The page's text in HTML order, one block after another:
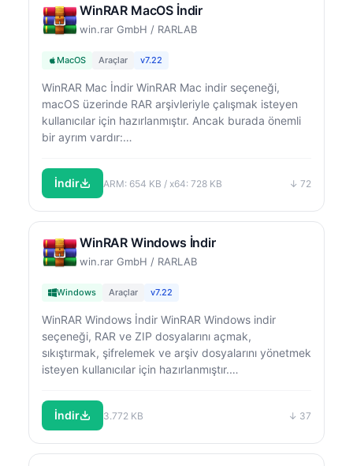
WinRAR MacOS İndir
win.rar GmbH / RARLAB
MacOS Araçlar v7.22
WinRAR Mac İndir WinRAR Mac indir seçeneği,
macOS üzerinde RAR arşivleriyle çalışmak isteyen
kullanıcılar için hazırlanmıştır. Ancak burada önemli
bir ayrım vardır:…
İndir ARM: 654 KB / x64: 728 KB ↓ 72
WinRAR Windows İndir
win.rar GmbH / RARLAB
Windows Araçlar v7.22
WinRAR Windows İndir WinRAR Windows indir
seçeneği, RAR ve ZIP dosyalarını açmak,
sıkıştırmak, şifrelemek ve arşiv dosyalarını yönetmek
isteyen kullanıcılar için hazırlanmıştır.…
İndir 3.772 KB ↓ 37